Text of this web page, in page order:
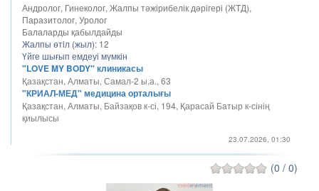
Андролог, Гинеколог, Жалпы тәжірибелік дәрігері (ЖТД),
Паразитолог, Уролог
Балаларды қабылдайды
Жалпы өтіл (жыл): 12
Үйге шығып емдеуі мүмкін
"LOVE MY BODY" клиникасы
Қазақстан, Алматы, Самал-2 ы.а., 63
"КРИАЛ-МЕД" медицина орталығы
Қазақстан, Алматы, Байзақов к-сі, 194, Қарасай Батыр к-сінің
қиылысы
23.07.2026, 01:30
(0 / 0)